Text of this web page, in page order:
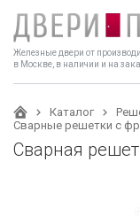
Железные двери от
в Москве, в наличии и на
Каталог
Сварные решетки с
Сварная